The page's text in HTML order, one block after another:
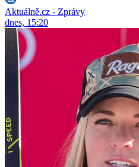
Aktuálně.cz - Zprávy
dnes, 15:20